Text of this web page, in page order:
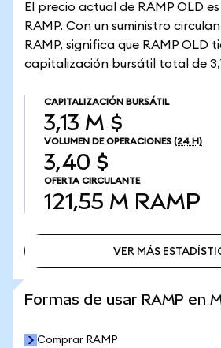
El precio actual de RAMP OLD
RAMP. Con un suministro
RAMP, significa que RAMP OLD
capitalización bursátil total de
CAPITALIZACIÓN BURSÁTIL
3,13 M $
VOLUMEN DE OPERACIONES (24 H)
3,40 $
OFERTA CIRCULANTE
121,55 M RAMP
VER MÁS
Formas de usar RAMP en
Comprar RAMP